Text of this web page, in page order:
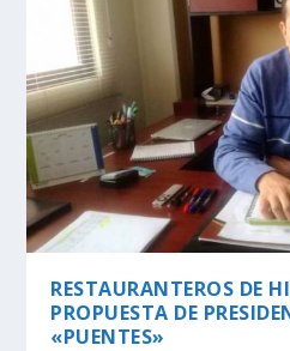
RESTAURANTEROS DE
PROPUESTA DE
«PUENTES»